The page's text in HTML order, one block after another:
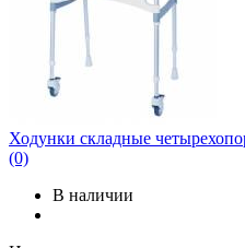
Ходунки складные
(0)
В наличии